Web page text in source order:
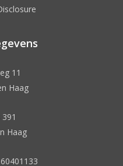
11
Haag
Haag